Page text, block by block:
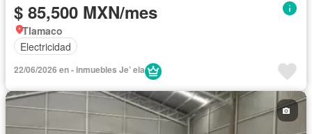
$ 85,500 MXN/mes
Tlamaco
Electricidad
22/06/2026 en - inmuebles Je’ ela